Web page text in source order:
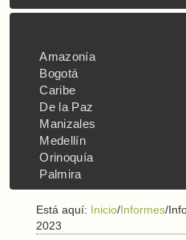
Amazonía
Bogotá
Caribe
De la Paz
Manizales
Medellín
Orinoquía
Palmira
Está aquí: Inicio/Informes/
2023